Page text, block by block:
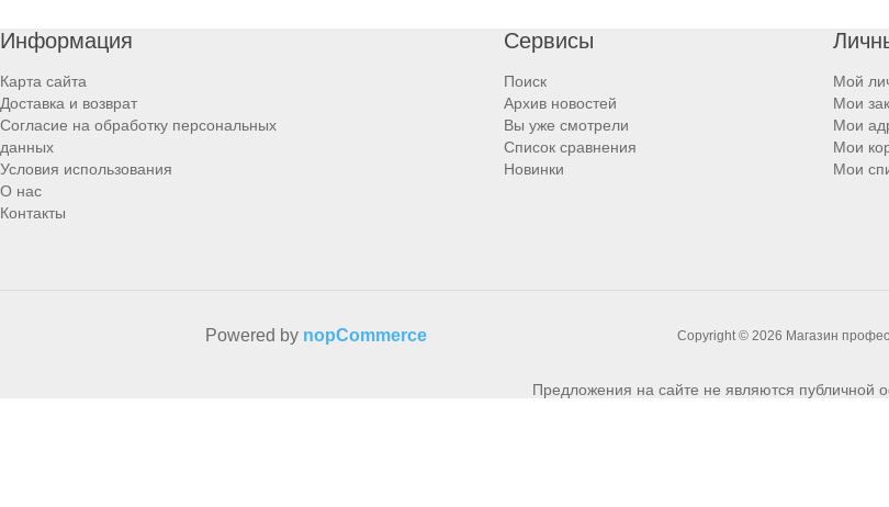
Информация
Карта сайта
Доставка и возврат
Согласие на обработку персональных
данных
Условия использования
О нас
Контакты
Сервисы
Поиск
Архив новостей
Вы уже смотрели
Список сравнения
Новинки
Мой
Мои
Мои
Мои
Мои
Copyright © 2026 Магазин
Powered by nopCommerce
Предложения на сайте не являются публичной